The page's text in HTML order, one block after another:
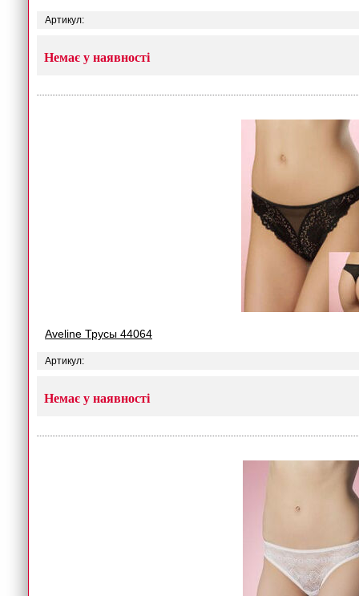
Артикул:
Немає у наявності
Aveline Трусы 44064
Артикул:
Немає у наявності